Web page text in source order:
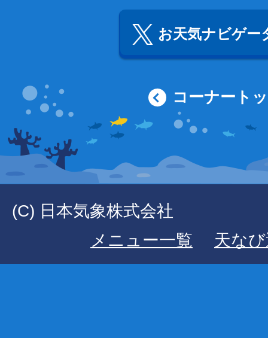
お天気ナビゲー
コーナート
(C) 日本気象株式会社
メニュー一覧
天な